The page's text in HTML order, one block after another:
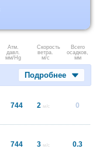
Атм.
давл.
мм/Hg
Скорость
ветра.
м/с
Всего
осадков,
мм
Подробнее
744 2 м/с 0
744 3 м/с 0.3